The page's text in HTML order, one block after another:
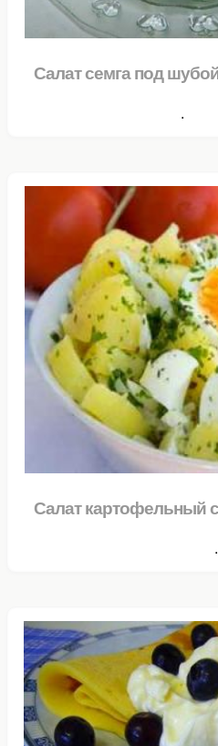
Салат семга под
.
Салат картофельный
.